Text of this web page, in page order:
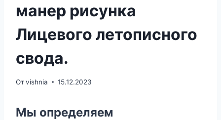
манер рисунка
Лицевого летописного
свода.
Отvishnia 15.12.2023
Мы определяем